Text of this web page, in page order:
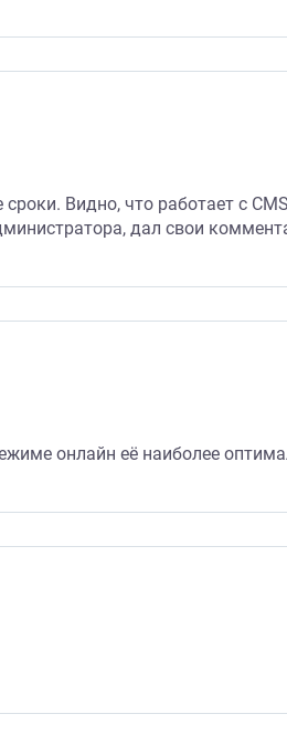
Видно, что работает с
дал свои
онлайн её наиболее